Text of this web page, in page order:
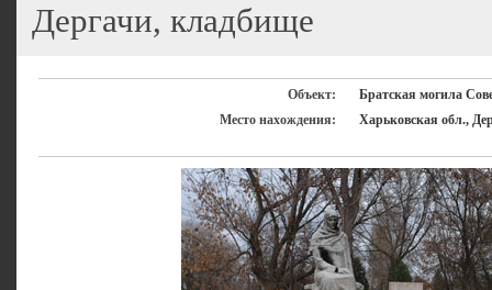
Дергачи, кладбище
Объект:
Братская могила
Место нахождения:
Харьковская обл.,